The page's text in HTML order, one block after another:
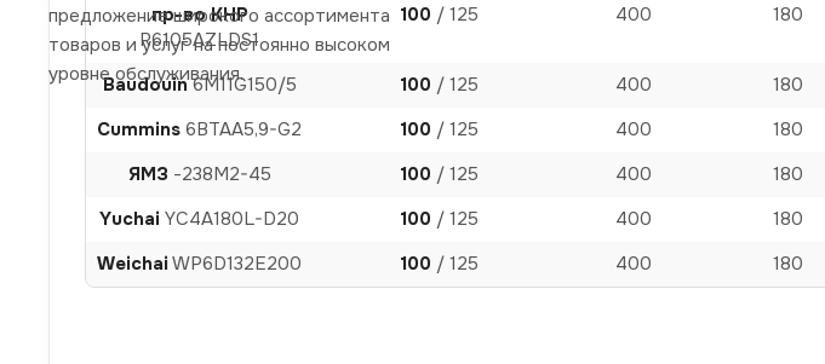
пр-во КНР
R6105AZLDS1
100 / 125 400 180
Baudouin6M11G150/5 100 / 125 400 180
Cummins 6BTAA5,9-G2 100 / 125 400 180
ЯМЗ -238М2-45 100 / 125 400 180
Yuchai YC4A180L-D20 100 / 125 400 180
Weichai WP6D132E200 100 / 125 400 180
предложение широкого ассортимента
товаров и услуг на постоянно высоком
уровне обслуживания.